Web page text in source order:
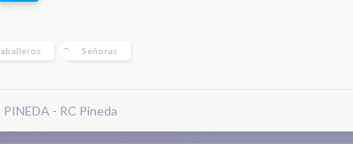
Señoras
PINEDA - RC Pineda